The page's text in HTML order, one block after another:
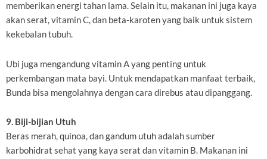
memberikan energi tahan lama. Selain itu, makanan ini juga kaya
akan serat, vitamin C, dan beta-karoten yang baik untuk sistem
kekebalan tubuh.
Ubi juga mengandung vitamin A yang penting untuk
perkembangan mata bayi. Untuk mendapatkan manfaat terbaik,
Bunda bisa mengolahnya dengan cara direbus atau dipanggang.
9. Biji-bijian Utuh
Beras merah, quinoa, dan gandum utuh adalah sumber
karbohidrat sehat yang kaya serat dan vitamin B. Makanan ini